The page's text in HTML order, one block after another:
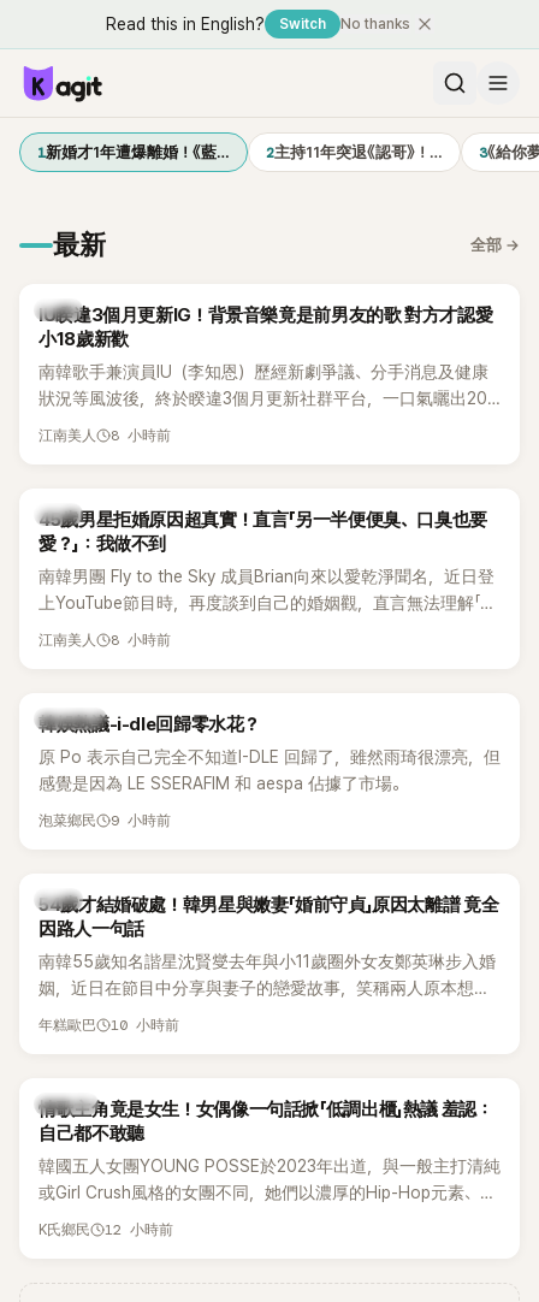
Read this in English? Switch No thanks
1新婚才1年遭爆離婚！《藍… 2主持11年突退《認哥》！… 3《給你
最新 全部 →
韓星
IU睽違3個月更新IG！背景音樂竟是前男友的歌 對方才認愛
小18歲新歡
南韓歌手兼演員IU（李知恩）歷經新劇爭議、分手消息及健康
狀況等風波後，終於睽違3個月更新社群平台，一口氣曬出20
張近況照，讓大批粉絲又驚又喜。不過，比起照片本身，更引
江南美人 8 小時前
韓星
45歲男星拒婚原因超真實！直言「另一半便便臭、口臭也要
愛？」：我做不到
南韓男團 Fly to the Sky 成員Brian向來以愛乾淨聞名，近日登
上YouTube節目時，再度談到自己的婚姻觀，直言無法理解「連
另一半的口臭、便便臭都要愛」這種說法，更大方表明自己是不
江南美人 8 小時前
熱議討論
韓娛熱議-i-dle回歸零水花？
原 Po 表示自己完全不知道I-DLE 回歸了，雖然雨琦很漂亮，但
感覺是因為 LE SSERAFIM 和 aespa 佔據了市場。
泡菜鄉民 9 小時前
韓星
54歲才結婚破處！韓男星與嫩妻「婚前守貞」原因太離譜 竟全
因路人一句話
南韓55歲知名諧星沈賢燮去年與小11歲圈外女友鄭英琳步入婚
姻，近日在節目中分享與妻子的戀愛故事，笑稱兩人原本想享
受兩人世界，沒想到站在飯店門口時竟被路人認出，還一路替
年糕歐巴 10 小時前
K-POP
情歌主角竟是女生！女偶像一句話掀「低調出櫃」熱議 羞認：
自己都不敢聽
韓國五人女團YOUNG POSSE於2023年出道，與一般主打清純
或Girl Crush風格的女團不同，她們以濃厚的Hip-Hop元素、自
創Rap及成員親自參與創作為特色，MV也融入美式街頭、塗
K氏鄉民 12 小時前